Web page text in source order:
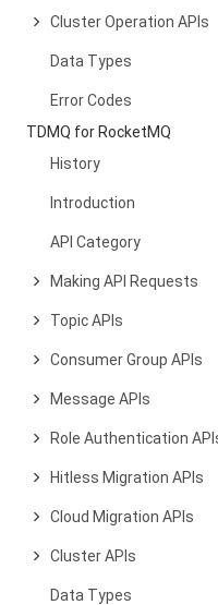
Cluster Operation APIs
Data Types
Error Codes
TDMQ for RocketMQ
History
Introduction
API Category
Making API Requests
Topic APIs
Consumer Group APIs
Message APIs
Role Authentication
Hitless Migration APIs
Cloud Migration APIs
Cluster APIs
Data Types